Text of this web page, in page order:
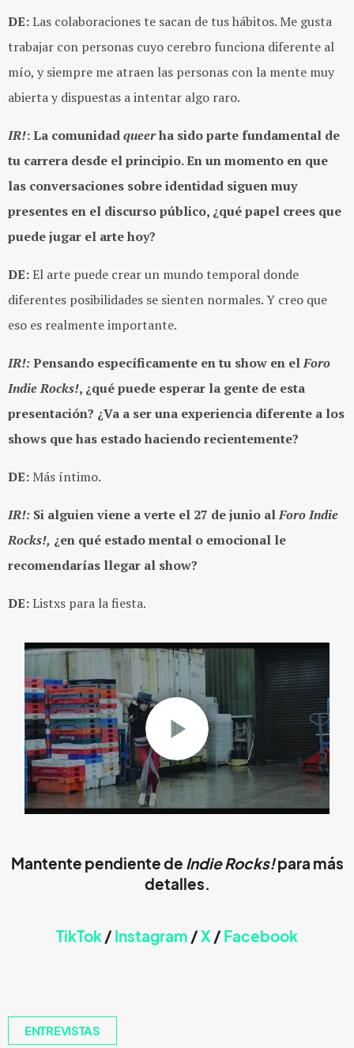
DE:Las colaboraciones te sacan de tus hábitos. Me gusta
trabajar con personas cuyo cerebro funciona diferente al
mío, y siempre me atraen las personas con la mente muy
abierta y dispuestas a intentar algo raro.
IR!: La comunidadqueerha sido parte fundamental de
tu carrera desde el principio. En un momento en que
las conversaciones sobre identidad siguen muy
presentes en el discurso público, ¿qué papel crees que
puede jugar el arte hoy?
DE:El arte puede crear un mundo temporal donde
diferentes posibilidades se sienten normales. Y creo que
eso es realmente importante.
IR!:Pensando específicamente en tu show en elForo
Indie Rocks!, ¿qué puede esperar la gente de esta
presentación? ¿Va a ser una experiencia diferente a los
shows que has estado haciendo recientemente?
DE: Más íntimo.
IR!: Si alguien viene a verte el 27 de junio alForo Indie
Rocks!, ¿en qué estado mental o emocional le
recomendarías llegar al show?
DE:Listxs para la fiesta.
Mantente pendiente de Indie Rocks!para más
detalles.
TikTok/ Instagram /X / Facebook
ENTREVISTAS